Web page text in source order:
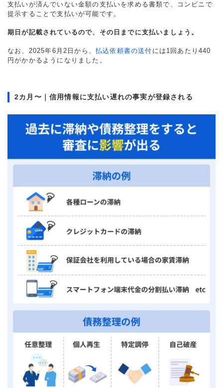
支払いが済んでいない金額の支払いを求める書類で、コンビニで
提示することで支払いが可能です。
期日が記載されているので、その日までに支払いましょう。
なお、2025年6月2日から、 払込依頼書の送付 には1回あたり440
円がかかるようになりました。
2カ月〜｜信用情報に支払い遅れの事実が登録される